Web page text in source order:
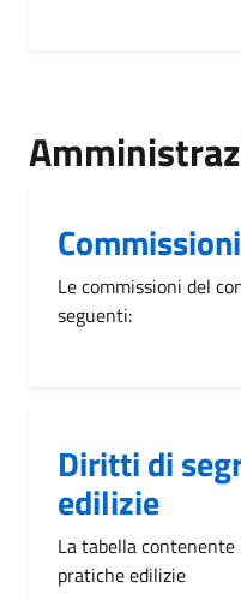
Commissioni
Le commissioni del
seguenti:
Diritti di
edilizie
La tabella
pratiche edilizie